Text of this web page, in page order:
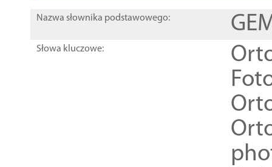
Nazwa słownika podstawowego:
Słowa kluczowe: